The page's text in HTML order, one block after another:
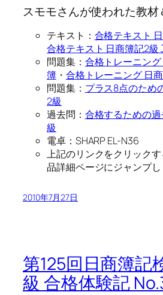
スモモさんが使われた教材
テキスト： 合格テキスト
合格テキスト 日商簿記2級
問題集： 合格トレーニン
簿・ 合格トレーニング 日
問題集： プラス8点のため
2級
過去問： 合格するための
級
電卓：SHARP EL-N36
上記のリンクをクリック
品詳細ページにジャンプし
2010年7月27日
第125回日商簿記
級 合格体験記